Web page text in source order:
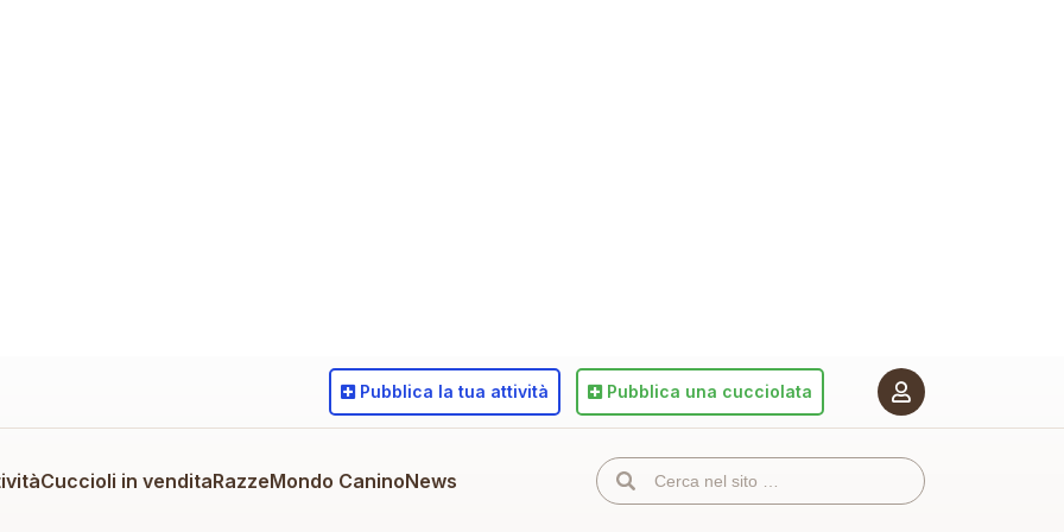
Cuccioli in venditaRazzeMondo CaninoNews
Pubblica la tua attività Pubblica una cucciolata